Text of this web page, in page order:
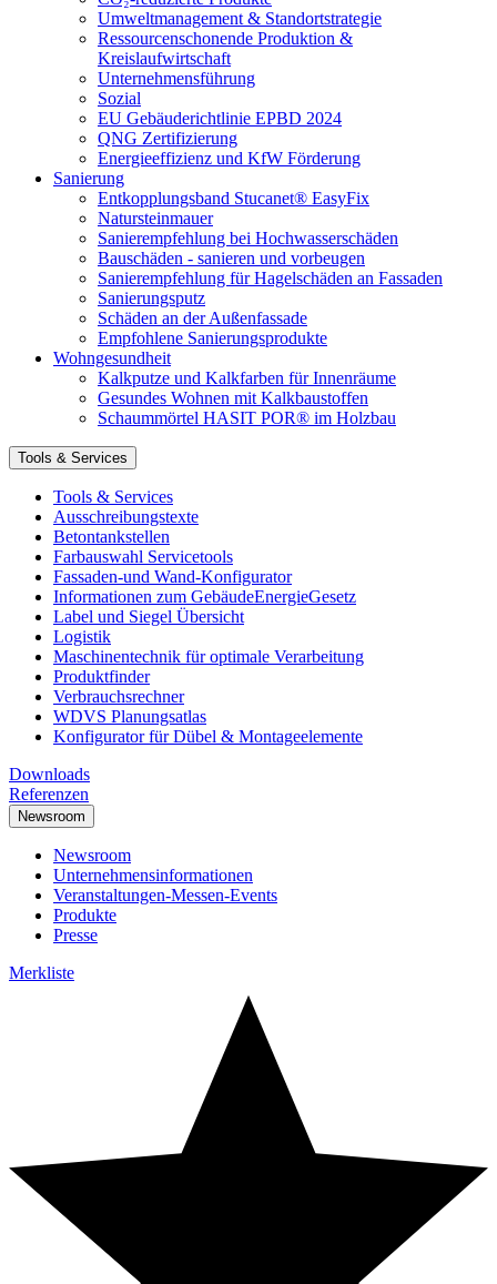
Umweltmanagement & Standortstrategie
Ressourcenschonende Produktion &
Kreislaufwirtschaft
Unternehmensführung
Sozial
EU Gebäuderichtlinie EPBD 2024
QNG Zertifizierung
Energieeffizienz und KfW Förderung
Sanierung
Entkopplungsband Stucanet® EasyFix
Natursteinmauer
Sanierempfehlung bei Hochwasserschäden
Bauschäden - sanieren und vorbeugen
Sanierempfehlung für Hagelschäden an Fassaden
Sanierungsputz
Schäden an der Außenfassade
Empfohlene Sanierungsprodukte
Wohngesundheit
Kalkputze und Kalkfarben für Innenräume
Gesundes Wohnen mit Kalkbaustoffen
Schaummörtel HASIT POR® im Holzbau
Tools & Services
Tools & Services
Ausschreibungstexte
Betontankstellen
Farbauswahl Servicetools
Fassaden-und Wand-Konfigurator
Informationen zum GebäudeEnergieGesetz
Label und Siegel Übersicht
Logistik
Maschinentechnik für optimale Verarbeitung
Produktfinder
Verbrauchsrechner
WDVS Planungsatlas
Konfigurator für Dübel & Montageelemente
Downloads
Referenzen
Newsroom
Newsroom
Unternehmensinformationen
Veranstaltungen-Messen-Events
Produkte
Presse
Merkliste